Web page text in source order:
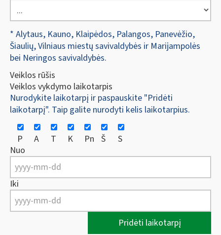
* Alytaus, Kauno, Klaipėdos, Palangos, Panevėžio,
Šiaulių, Vilniaus miestų savivaldybės ir Marijampolės
bei Neringos savivaldybės.
Veiklos rūšis
Veiklos vykdymo laikotarpis
Nurodykite laikotarpį ir paspauskite "Pridėti
laikotarpį". Taip galite nurodyti kelis laikotarpius.
P A T K Pn Š
S
Nuo
Iki
Pridėti laikotarpį